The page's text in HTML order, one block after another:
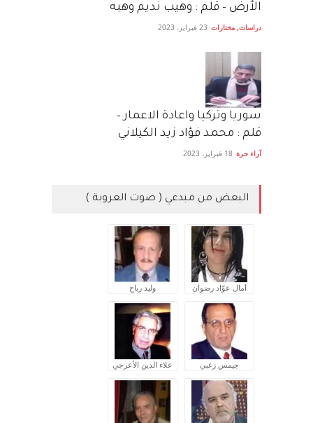
الأرض – قلم : وهيب نديم وهبه
دراسات, مختارات 23 فبراير، 2023
سوريا وتركيا واعادة الاعمار –
قلم : محمد فؤاد زيد الكيلاني
آراء حرة 18 فبراير، 2023
البعض من مبدعي ( صوت العروبة )
آمال عوّاد رضوان وليد رباح
جيمس زغبي علاء الدين الأعرجي